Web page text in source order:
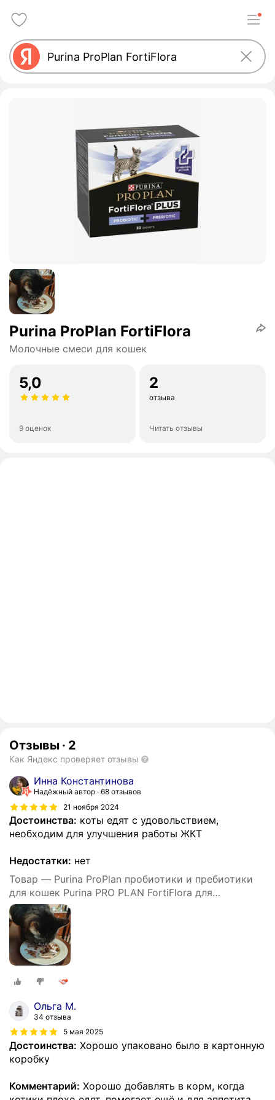
Purina ProPlan FortiFlora
Молочные смеси для кошек
5,0
9 оценок
2
отзыва
Читать отзывы
Отзывы · 2
Как Яндекс проверяет отзывы
Инна Константинова
Надёжный автор 68 отзывов
21 ноября 2024
Достоинства: коты едят с удовольствием,
необходим для улучшения работы ЖКТ
Недостатки: нет
Товар — Purina ProPlan пробиотики и пребиотики
для кошек Purina PRO PLAN FortiFlora для
микрофлоры кишечника, 30 пакетиков по 1,5 г
Ольга М.
34 отзыва
5 мая 2025
Достоинства: Хорошо упаковано было в картонную
коробку
Комментарий: Хорошо добавлять в корм, когда